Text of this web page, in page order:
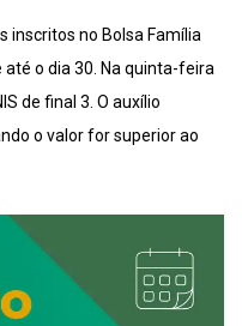
inscritos no Bolsa Família
o dia 30. Na quinta-feira
de final 3. O auxílio
o valor for superior ao